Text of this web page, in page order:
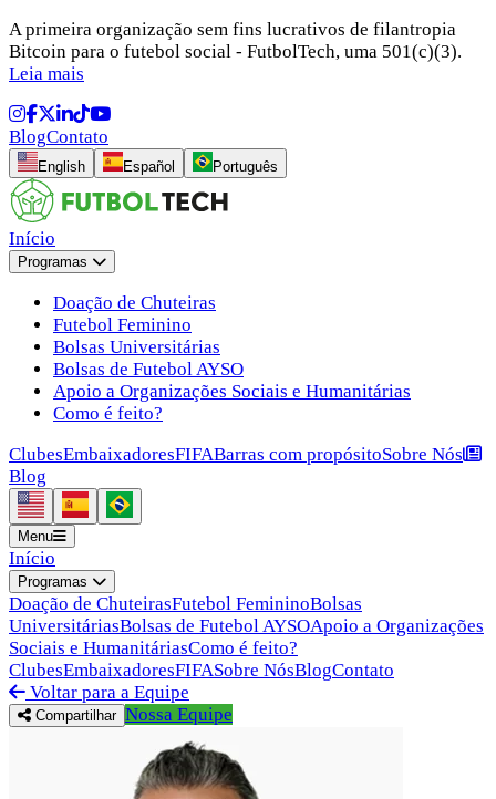
A primeira organização sem fins lucrativos de filantropia
Bitcoin para o futebol social - FutbolTech, uma 501(c)(3).
Leia mais
BlogContato
English Español Português
Início
Programas
Doação de Chuteiras
Futebol Feminino
Bolsas Universitárias
Bolsas de Futebol AYSO
Apoio a Organizações Sociais e Humanitárias
Como é feito?
ClubesEmbaixadoresFIFABarras com propósitoSobre Nós
Blog
Menu
Início
Programas
Doação de ChuteirasFutebol FemininoBolsas
UniversitáriasBolsas de Futebol AYSOApoio a Organizações
Sociais e HumanitáriasComo é feito?
ClubesEmbaixadoresFIFASobre NósBlogContato
Voltar para a Equipe
Compartilhar Nossa Equipe